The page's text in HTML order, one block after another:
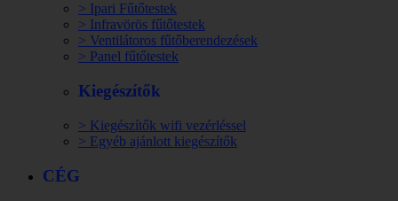
> Ipari Fűtőtestek
> Infravörös fűtőtestek
> Ventilátoros fűtőberendezések
> Panel fűtőtestek
Kiegészítők
> Kiegészítők wifi vezérléssel
> Egyéb ajánlott kiegészítők
CÉG